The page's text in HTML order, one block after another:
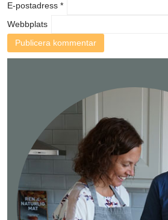
E-postadress *
Webbplats